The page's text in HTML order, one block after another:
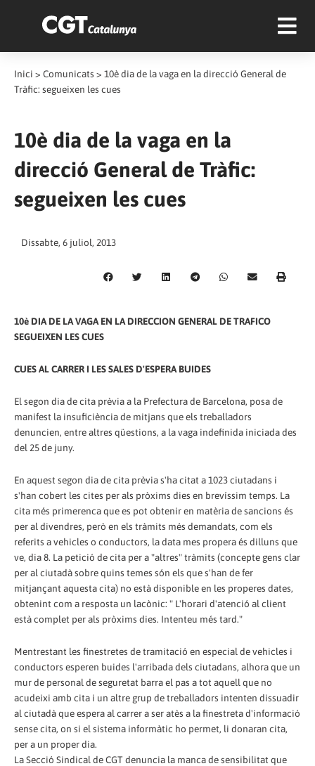
Inici > Comunicats > 10è dia de la vaga en la direcció General de
Tràfic: segueixen les cues
10è dia de la vaga en la
direcció General de Tràfic:
segueixen les cues
Dissabte, 6 juliol, 2013
10è DIA DE LA VAGA EN LA DIRECCION GENERAL DE TRAFICO
SEGUEIXEN LES CUES
CUES AL CARRER I LES SALES D'ESPERA BUIDES
El segon dia de cita prèvia a la Prefectura de Barcelona, ​​posa de
manifest la insuficiència de mitjans que els treballadors
denuncien, entre altres qüestions, a la vaga indefinida iniciada des
del 25 de juny.
En aquest segon dia de cita prèvia s'ha citat a 1023 ciutadans i
s'han cobert les cites per als pròxims dies en brevíssim temps. La
cita més primerenca que es pot obtenir en matèria de sancions és
per al divendres, però en els tràmits més demandats, com els
referits a vehicles o conductors, la data mes propera és dilluns que
ve, dia 8. La petició de cita per a "altres" tràmits (concepte gens clar
per al ciutadà sobre quins temes són els que s'han de fer
mitjançant aquesta cita) no està disponible en les properes dates,
obtenint com a resposta un lacònic: " L'horari d'atenció al client
està complet per als pròxims dies. Intenteu més tard."
Mentrestant les finestretes de tramitació en especial de vehicles i
conductors esperen buides l'arribada dels ciutadans, alhora que un
mur de personal de seguretat barra el pas a tot aquell que no
acudeixi amb cita i un altre grup de treballadors intenten dissuadir
al ciutadà que espera al carrer a ser atès a la finestreta d'informació
sense cita, on si el sistema informàtic ho permet, li donaran cita,
per a un proper dia.
La Secció Sindical de CGT denuncia la manca de sensibilitat que